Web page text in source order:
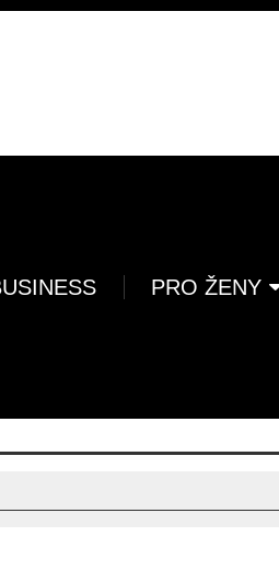
PRO ŽENY